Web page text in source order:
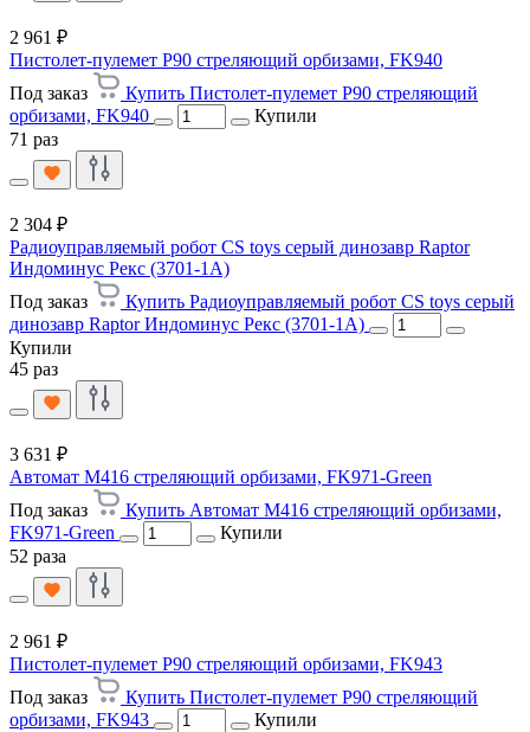
2 961 ₽
Пистолет-пулемет P90 стреляющий орбизами, FK940
Под заказ
Купить Пистолет-пулемет P90 стреляющий
орбизами, FK940
Купили
71 раз
2 304 ₽
Радиоуправляемый робот CS toys серый динозавр Raptor
Индоминус Рекс (3701-1A)
Под заказ
Купить Радиоуправляемый робот CS toys серый
динозавр Raptor Индоминус Рекс (3701-1A)
Купили
45 раз
3 631 ₽
Автомат M416 стреляющий орбизами, FK971-Green
Под заказ
Купить Автомат M416 стреляющий орбизами,
FK971-Green
Купили
52 раза
2 961 ₽
Пистолет-пулемет P90 стреляющий орбизами, FK943
Под заказ
Купить Пистолет-пулемет P90 стреляющий
орбизами, FK943
Купили